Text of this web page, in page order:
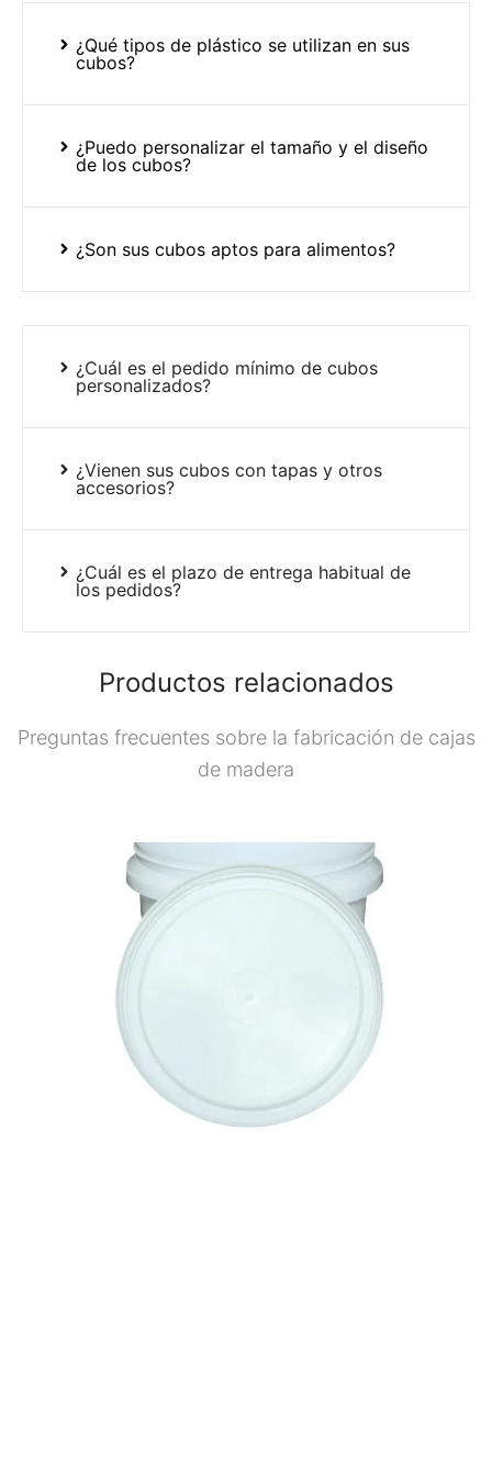
¿Qué tipos de plástico se utilizan en sus
cubos?
¿Puedo personalizar el tamaño y el diseño
de los cubos?
¿Son sus cubos aptos para alimentos?
¿Cuál es el pedido mínimo de cubos
personalizados?
¿Vienen sus cubos con tapas y otros
accesorios?
¿Cuál es el plazo de entrega habitual de
los pedidos?
Productos relacionados
Preguntas frecuentes sobre la fabricación de cajas
de madera